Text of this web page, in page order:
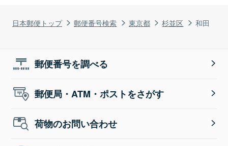
日本郵便トップ 郵便番号検索 東京都 杉並区 和田
郵便番号を調べる
郵便局・ATM・ポストをさがす
荷物のお問い合わせ